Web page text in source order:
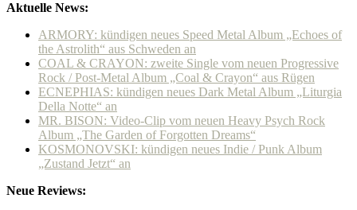
Aktuelle News:
ARMORY: kündigen neues Speed Metal Album „Echoes of
the Astrolith“ aus Schweden an
COAL & CRAYON: zweite Single vom neuen Progressive
Rock / Post-Metal Album „Coal & Crayon“ aus Rügen
ECNEPHIAS: kündigen neues Dark Metal Album „Liturgia
Della Notte“ an
MR. BISON: Video-Clip vom neuen Heavy Psych Rock
Album „The Garden of Forgotten Dreams“
KOSMONOVSKI: kündigen neues Indie / Punk Album
„Zustand Jetzt“ an
Neue Reviews: